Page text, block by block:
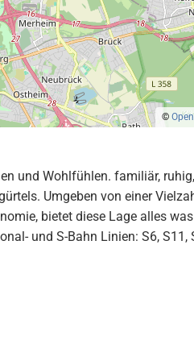
©
und Wohlfühlen. familiär,
Umgeben von einer
bietet diese Lage alles
und S-Bahn Linien: S6, S11,